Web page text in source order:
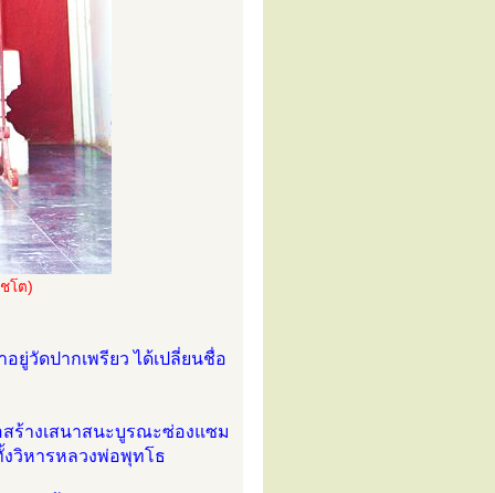
โต)
ยู่วัดปากเพรียว ได้เปลี่ยนชื่อ
ร้างเสนาสนะบูรณะซ่องแซม
วิหารหลวงพ่อพุทโธ